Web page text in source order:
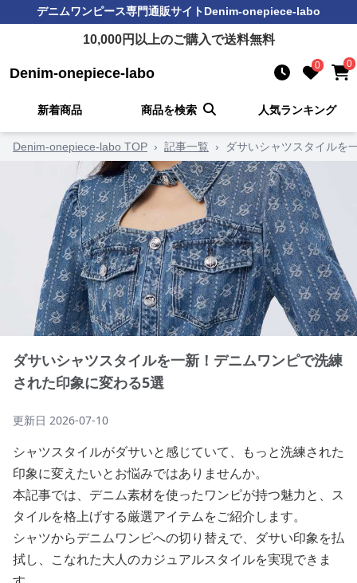
デニムワンピース専門通販サイトDenim-onepiece-labo
10,000円以上のご購入で送料無料
Denim-onepiece-labo 0 0
新着商品 商品を検索 人気ランキング
Denim-onepiece-labo TOP › 記事一覧 › ダサいシャツスタイルを
ダサいシャツスタイルを一新！デニムワンピで洗練
された印象に変わる5選
更新日 2026-07-10
シャツスタイルがダサいと感じていて、もっと洗練された
印象に変えたいとお悩みではありませんか。
本記事では、デニム素材を使ったワンピが持つ魅力と、ス
タイルを格上げする厳選アイテムをご紹介します。
シャツからデニムワンピへの切り替えで、ダサい印象を払
拭し、こなれた大人のカジュアルスタイルを実現できま